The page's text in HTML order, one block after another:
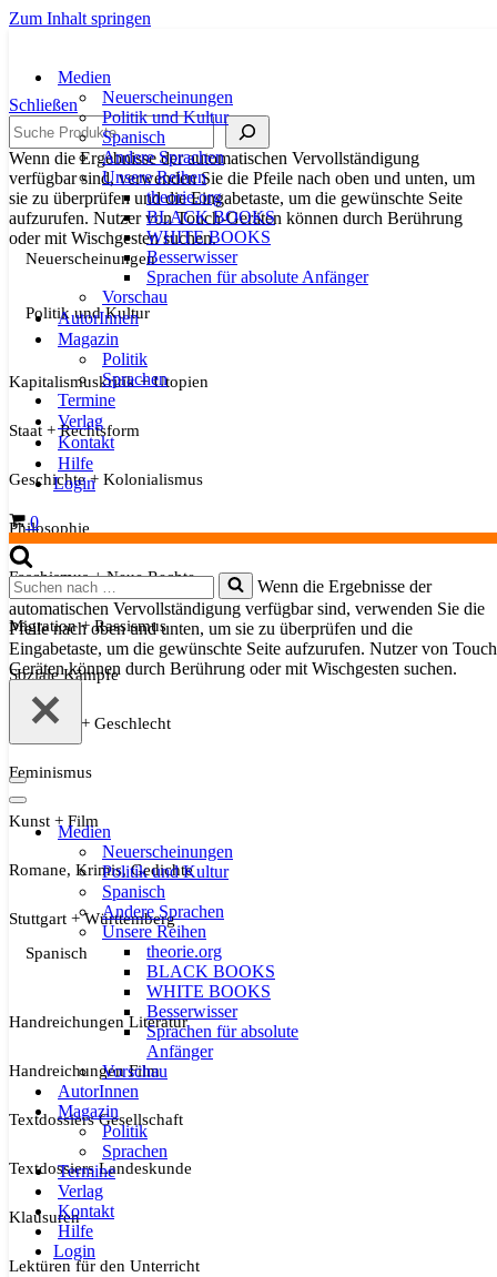
Zum Inhalt springen
Medien
Neuerscheinungen
Politik und Kultur
Spanisch
Andere Sprachen
Unsere Reihen
theorie.org
BLACK BOOKS
WHITE BOOKS
Besserwisser
Sprachen für absolute Anfänger
Vorschau
AutorInnen
Magazin
Politik
Sprachen
Termine
Verlag
Kontakt
Hilfe
Login
Warenkorb
0
Suchen
nach …
Wenn die Ergebnisse der
automatischen Vervollständigung verfügbar sind, verwenden Sie die
Pfeile nach oben und unten, um sie zu überprüfen und die
Eingabetaste, um die gewünschte Seite aufzurufen. Nutzer von
Geräten können durch Berührung oder mit Wischgesten suchen.
Navigationsmenü
Navigationsmenü
Medien
Neuerscheinungen
Politik und Kultur
Spanisch
Andere Sprachen
Unsere Reihen
theorie.org
BLACK BOOKS
WHITE BOOKS
Besserwisser
Sprachen für absolute
Anfänger
Vorschau
AutorInnen
Magazin
Politik
Sprachen
Termine
Verlag
Kontakt
Hilfe
Login
Schließen
Suche
Wenn die Ergebnisse der automatischen Vervollständigung
verfügbar sind, verwenden Sie die Pfeile nach oben und unten, um
sie zu überprüfen und die Eingabetaste, um die gewünschte Seite
aufzurufen. Nutzer von Touch-Geräten können durch Berührung
oder mit Wischgesten suchen.
Neuerscheinungen
Politik und Kultur
Kapitalismuskritik + Utopien
Staat + Rechtsform
Geschichte + Kolonialismus
Philosophie
Faschismus + Neue Rechte
Migration + Rassismus
Soziale Kämpfe
Sexualität + Geschlecht
Feminismus
Kunst + Film
Romane, Krimis, Gedichte
Stuttgart + Württemberg
Spanisch
Handreichungen Literatur
Handreichungen Film
Textdossiers Gesellschaft
Textdossiers Landeskunde
Klausuren
Lektüren für den Unterricht